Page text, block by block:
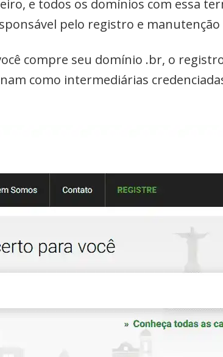
e todos os domínios com essa
pelo registro e
compre seu domínio .br, o
como intermediárias